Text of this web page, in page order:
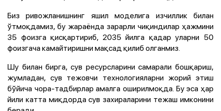
Биз ривожланишнинг яшил моделига изчиллик билан
ўтмоқдамиз, бу жараёнда зарарли чиқиндилар ҳажмини
35 фоизга қисқартириб, 2035 йилга қадар уларни 50
фоизгача камайтиришни мақсад қилиб олганмиз.
Шу билан бирга, сув ресурсларини самарали бошқариш,
жумладан, сув тежовчи технологияларни жорий этиш
бўйича чора-тадбирлар амалга оширилмоқда. Бу эса ҳар
йили катта миқдорда сув захираларини тежаш имконини